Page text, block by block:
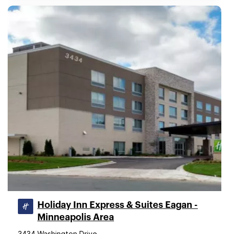
Holiday Inn Express & Suites Eagan -
Minneapolis Area